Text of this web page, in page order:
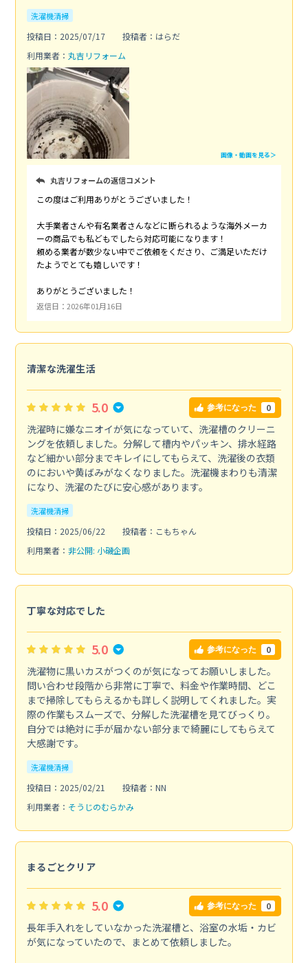
洗濯機清掃
投稿日：2025/07/17
投稿者：はらだ
利用業者： 丸吉リフォーム
画像・動画を見る＞
丸吉リフォームの返信コメント
この度はご利用ありがとうございました！
大手業者さんや有名業者さんなどに断られるような海外メーカ
ーの商品でも私どもでしたら対応可能になります！
頼める業者が数少ない中でご依頼をくださり、ご満足いただけ
たようでとても嬉しいです！
ありがとうございました！
返信日：2026年01月16日
清潔な洗濯生活
5.0 参考になった 0
洗濯時に嫌なニオイが気になっていて、洗濯槽のクリーニ
ングを依頼しました。分解して槽内やパッキン、排水経路
など細かい部分までキレイにしてもらえて、洗濯後の衣類
のにおいや黄ばみがなくなりました。洗濯機まわりも清潔
になり、洗濯のたびに安心感があります。
洗濯機清掃
投稿日：2025/06/22
投稿者：こもちゃん
利用業者： 非公開: 小磯企画
丁寧な対応でした
5.0 参考になった 0
洗濯物に黒いカスがつくのが気になってお願いしました。
問い合わせ段階から非常に丁寧で、料金や作業時間、どこ
まで掃除してもらえるかも詳しく説明してくれました。実
際の作業もスムーズで、分解した洗濯槽を見てびっくり。
自分では絶対に手が届かない部分まで綺麗にしてもらえて
大感謝です。
洗濯機清掃
投稿日：2025/02/21
投稿者：NN
利用業者： そうじのむらかみ
まるごとクリア
5.0 参考になった 0
長年手入れをしていなかった洗濯槽と、浴室の水垢・カビ
が気になっていたので、まとめて依頼しました。